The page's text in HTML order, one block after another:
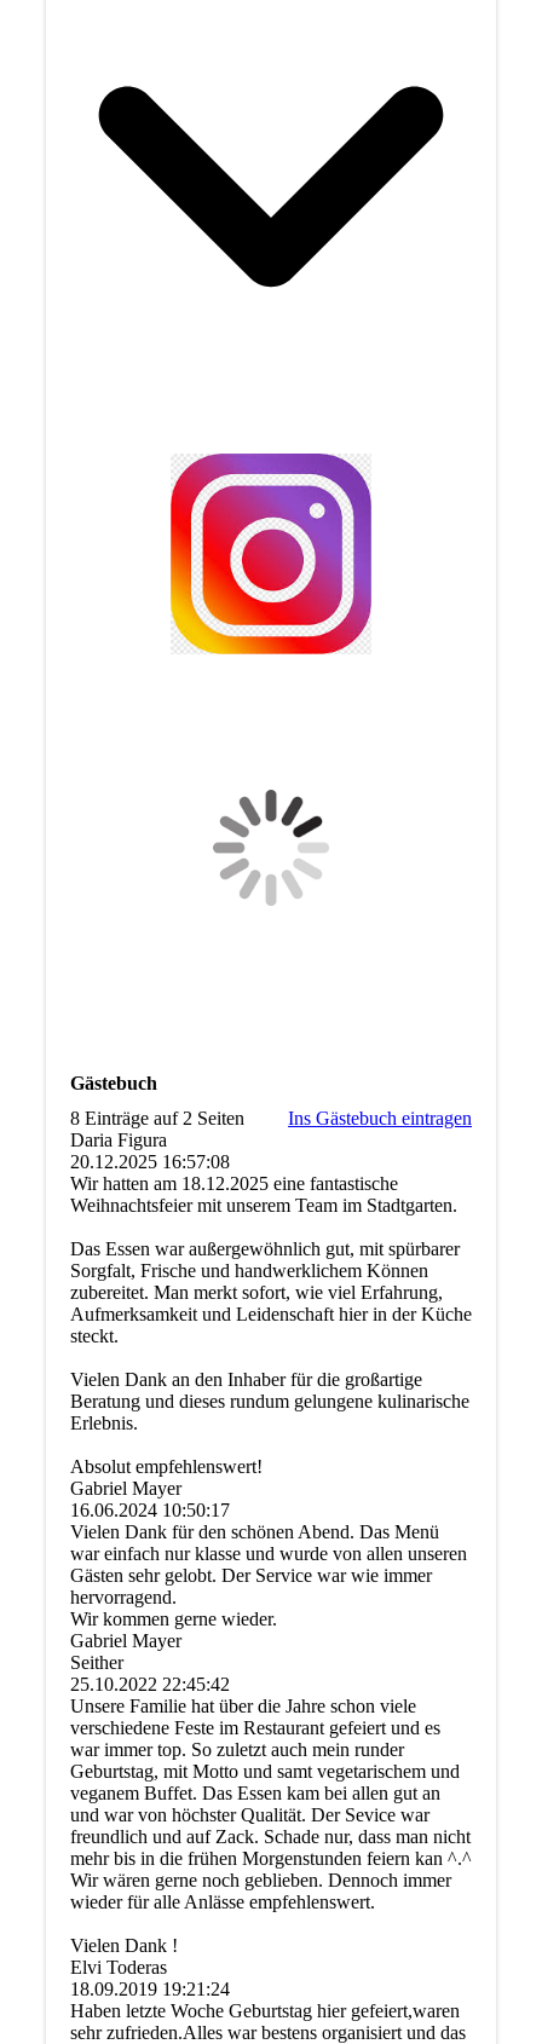
Gästebuch
8 Einträge auf 2 Seiten
Ins Gästebuch eintragen
Daria Figura
20.12.2025 16:57:08
Wir hatten am 18.12.2025 eine fantastische
Weihnachtsfeier mit unserem Team im Stadtgarten.
Das Essen war außergewöhnlich gut, mit spürbarer
Sorgfalt, Frische und handwerklichem Können
zubereitet. Man merkt sofort, wie viel Erfahrung,
Aufmerksamkeit und Leidenschaft hier in der Küche
steckt.
Vielen Dank an den Inhaber für die großartige
Beratung und dieses rundum gelungene kulinarische
Erlebnis.
Absolut empfehlenswert!
Gabriel Mayer
16.06.2024 10:50:17
Vielen Dank für den schönen Abend. Das Menü
war einfach nur klasse und wurde von allen unseren
Gästen sehr gelobt. Der Service war wie immer
hervorragend.
Wir kommen gerne wieder.
Gabriel Mayer
Seither
25.10.2022 22:45:42
Unsere Familie hat über die Jahre schon viele
verschiedene Feste im Restaurant gefeiert und es
war immer top. So zuletzt auch mein runder
Geburtstag, mit Motto und samt vegetarischem und
veganem Buffet. Das Essen kam bei allen gut an
und war von höchster Qualität. Der Sevice war
freundlich und auf Zack. Schade nur, dass man nicht
mehr bis in die frühen Morgenstunden feiern kan ^.^
Wir wären gerne noch geblieben. Dennoch immer
wieder für alle Anlässe empfehlenswert.
Vielen Dank !
Elvi Toderas
18.09.2019 19:21:24
Haben letzte Woche Geburtstag hier gefeiert,waren
sehr zufrieden.Alles war bestens organisiert und das